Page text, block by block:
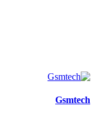
Gsmtech